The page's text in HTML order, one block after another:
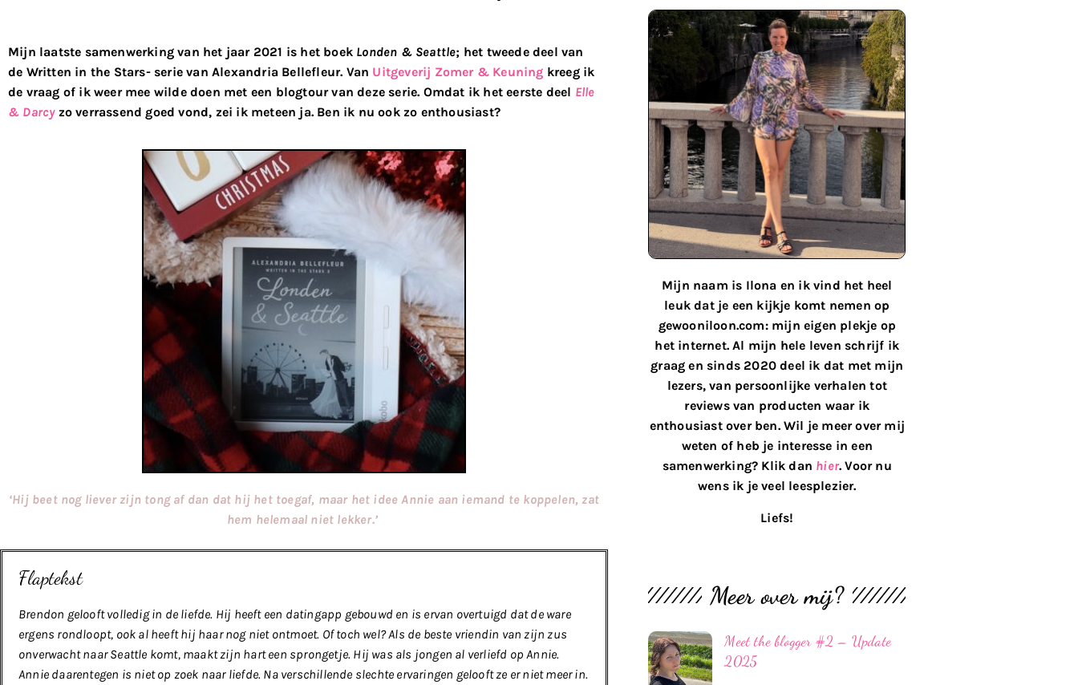
Mijn laatste samenwerking van het jaar 2021 is het boek Londen & Seattle; het tweede deel van
de Written in the Stars- serie van Alexandria Bellefleur. Van Uitgeverij Zomer & Keuning kreeg ik
de vraag of ik weer mee wilde doen met een blogtour van deze serie. Omdat ik het eerste deel Elle
& Darcyzo verrassend goed vond, zei ik meteen ja. Ben ik nu ook zo enthousiast?
‘Hij beet nog liever zijn tong af dan dat hij het toegaf, maar het idee Annie aan iemand te koppelen, zat
hem helemaal niet lekker.’
Flaptekst
Brendon gelooft volledig in de liefde. Hij heeft een datingapp gebouwd en is ervan overtuigd dat de ware
ergens rondloopt, ook al heeft hij haar nog niet ontmoet. Of toch wel? Als de beste vriendin van zijn zus
onverwacht naar Seattle komt, maakt zijn hart een sprongetje. Hij was als jongen al verliefd op Annie.
Annie daarentegen is niet op zoek naar liefde. Na verschillende slechte ervaringen gelooft ze er niet meer in.
Mijn naam is Ilona en ik vind het heel
leuk dat je een kijkje komt nemen op
gewooniloon.com: mijn eigen plekje op
het internet. Al mijn hele leven schrijf ik
graag en sinds 2020 deel ik dat met mijn
lezers, van persoonlijke verhalen tot
reviews van producten waar ik
enthousiast over ben. Wil je meer over mij
weten of heb je interesse in een
samenwerking? Klik dan hier. Voor nu
wens ik je veel leesplezier.
Liefs!
Meer over mij?
Meet the blogger #2 – Update
2025